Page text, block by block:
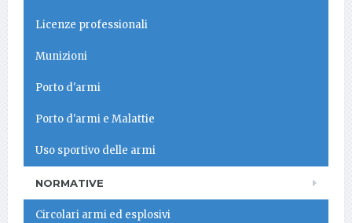
Licenze professionali
Munizioni
Porto d'armi
Porto d'armi e Malattie
Uso sportivo delle armi
NORMATIVE
Circolari armi ed esplosivi